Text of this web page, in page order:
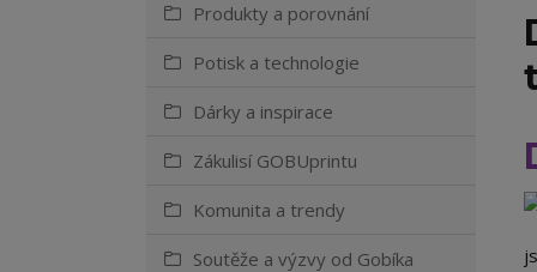
Produkty a porovnání
Potisk a technologie
Dárky a inspirace
Zákulisí GOBUprintu
Komunita a trendy
Soutěže a výzvy od Gobíka